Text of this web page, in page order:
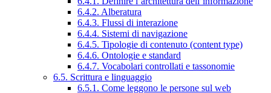
6.4.2. Alberatura
6.4.3. Flussi di interazione
6.4.4. Sistemi di navigazione
6.4.5. Tipologie di contenuto (content type)
6.4.6. Ontologie e standard
6.4.7. Vocabolari controllati e tassonomie
6.5. Scrittura e linguaggio
6.5.1. Come leggono le persone sul web